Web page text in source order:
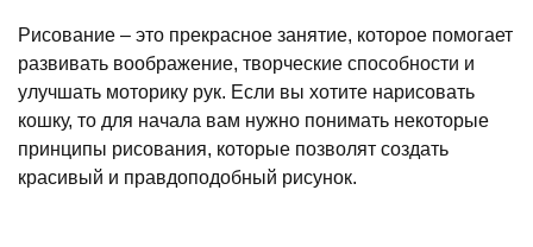
Рисование – это прекрасное занятие, которое помогает
развивать воображение, творческие способности и
улучшать моторику рук. Если вы хотите нарисовать
кошку, то для начала вам нужно понимать некоторые
принципы рисования, которые позволят создать
красивый и правдоподобный рисунок.